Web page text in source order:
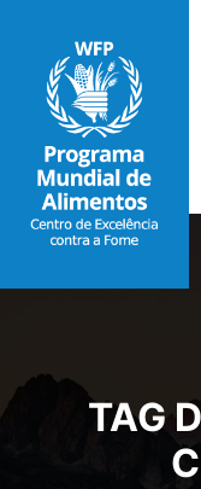
TAG